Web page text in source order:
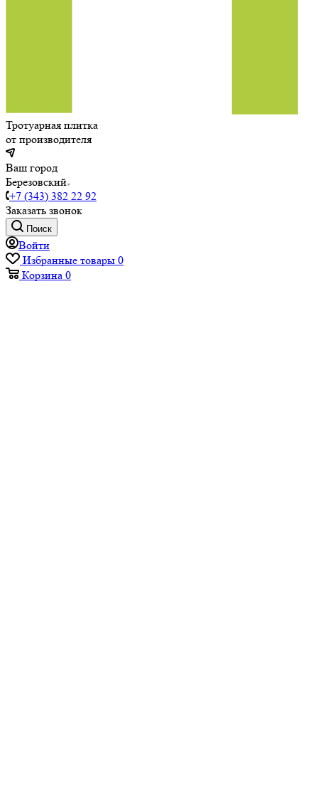
Тротуарная плитка
от производителя
Ваш город
Березовский
+7 (343) 382 22 92
Заказать звонок
Поиск
Войти
Избранные товары 0
Корзина 0